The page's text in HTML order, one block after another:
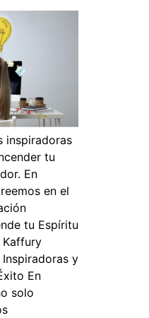
inspiradoras
tu
En
en el
tu Espíritu
Kaffury
y
En
solo